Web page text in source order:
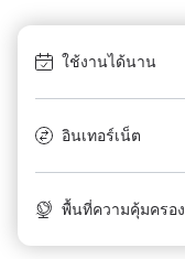
ใช้งานได้นาน
อินเทอร์เน็ต
พื้นที่ความคุ้มครอง